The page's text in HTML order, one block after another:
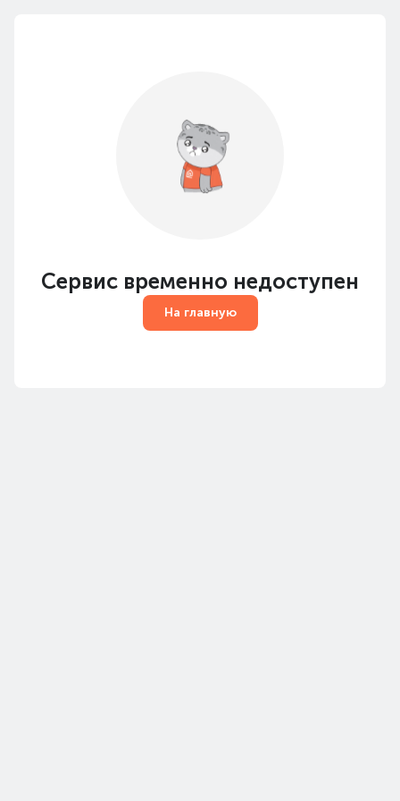
Сервис временно недоступен
На главную